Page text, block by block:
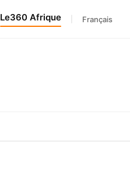
Le360 Afrique Français